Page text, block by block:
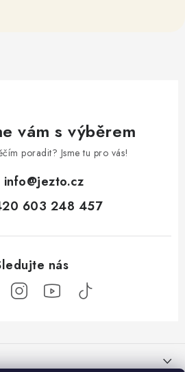
vám s výběrem
poradit? Jsme tu pro vás!
info@jezto.cz
603 248 457